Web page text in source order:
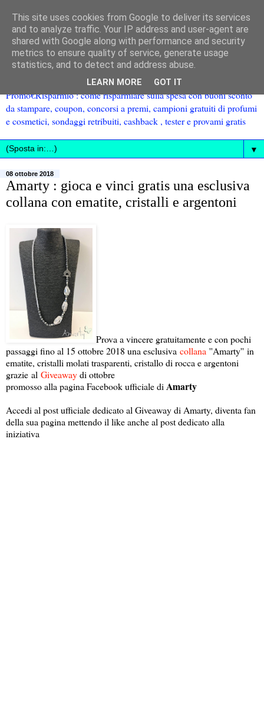
Promo€Risparmio : come risparmiare sulla spesa con buoni sconto
da stampare, coupon, concorsi a premi, campioni gratuiti di profumi
e cosmetici, sondaggi retribuiti, cashback , tester e provami gratis
▼
08 ottobre 2018
Amarty : gioca e vinci gratis una esclusiva
collana con ematite, cristalli e argentoni
Prova a vincere gratuitamente e con pochi
passaggi fino al 15 ottobre 2018 una esclusiva collana ''Amarty'' in
ematite, cristalli molati trasparenti, cristallo di rocca e argentoni
grazie al Giveawaydi ottobre
promosso alla pagina Facebook ufficiale di Amarty
Accedi al post ufficiale dedicato al Giveaway di Amarty, diventa fan
della sua pagina mettendo il like anche al post dedicato alla
iniziativa
This site uses cookies from Google to deliver its services
and to analyze traffic. Your IP address and user-agent are
shared with Google along with performance and security
metrics to ensure quality of service, generate usage
statistics, and to detect and address abuse.
LEARN MORE GOT IT